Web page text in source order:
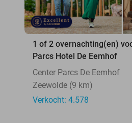
1 of 2 overnachting(en)
Parcs Hotel De Eemhof
Center Parcs De Eemhof
Zeewolde (9 km)
Verkocht: 4.578